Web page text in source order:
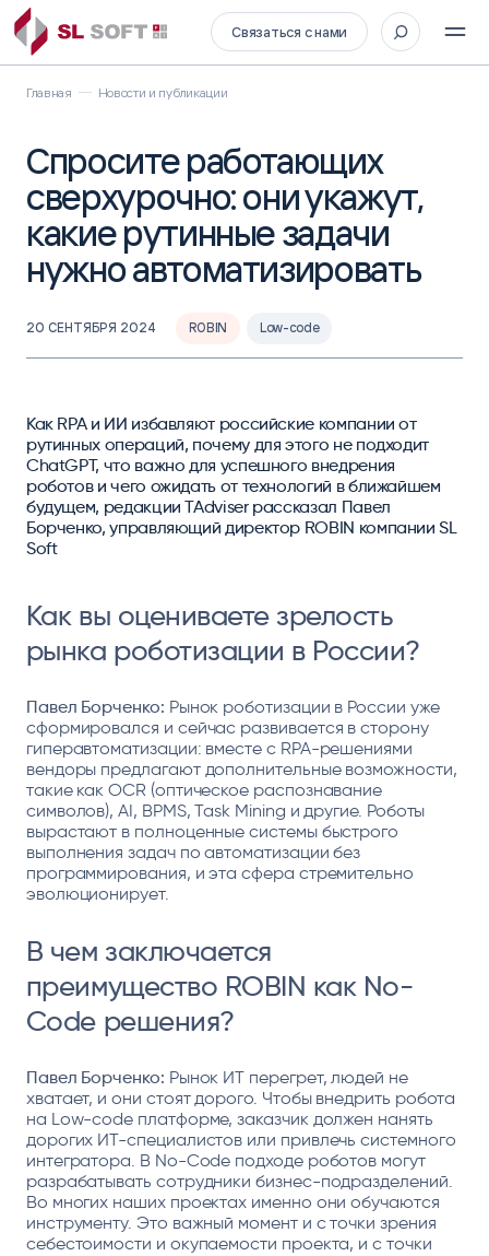
Связаться с нами
Главная Новости и публикации
Спросите работающих
сверхурочно: они укажут,
какие рутинные задачи
нужно автоматизировать
20 СЕНТЯБРЯ 2024 ROBIN Low-code
Как RPA и ИИ избавляют российские компании от
рутинных операций, почему для этого не подходит
ChatGPT, что важно для успешного внедрения
роботов и чего ожидать от технологий в ближайшем
будущем, редакции TAdviser рассказал Павел
Борченко, управляющий директор ROBIN компании SL
Soft
Как вы оцениваете зрелость
рынка роботизации в России?
Павел Борченко: Рынок роботизации в России уже
сформировался и сейчас развивается в сторону
гиперавтоматизации: вместе с RPA-решениями
вендоры предлагают дополнительные возможности,
такие как OCR (оптическое распознавание
символов), AI, BPMS, Task Mining и другие. Роботы
вырастают в полноценные системы быстрого
выполнения задач по автоматизации без
программирования, и эта сфера стремительно
эволюционирует.
В чем заключается
преимущество ROBIN как No-
Code решения?
Павел Борченко: Рынок ИТ перегрет, людей не
хватает, и они стоят дорого. Чтобы внедрить робота
на Low-code платформе, заказчик должен нанять
дорогих ИТ-специалистов или привлечь системного
интегратора. В No-Code подходе роботов могут
разрабатывать сотрудники бизнес-подразделений.
Во многих наших проектах именно они обучаются
инструменту. Это важный момент и с точки зрения
себестоимости и окупаемости проекта, и с точки